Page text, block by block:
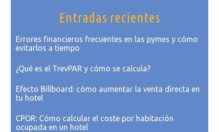
Entradas recientes
Errores financieros frecuentes en las pymes y cómo
evitarlos a tiempo
¿Qué es el TrevPAR y cómo se calcula?
Efecto Billboard: cómo aumentar la venta directa en
tu hotel
CPOR: Cómo calcular el coste por habitación
ocupada en un hotel